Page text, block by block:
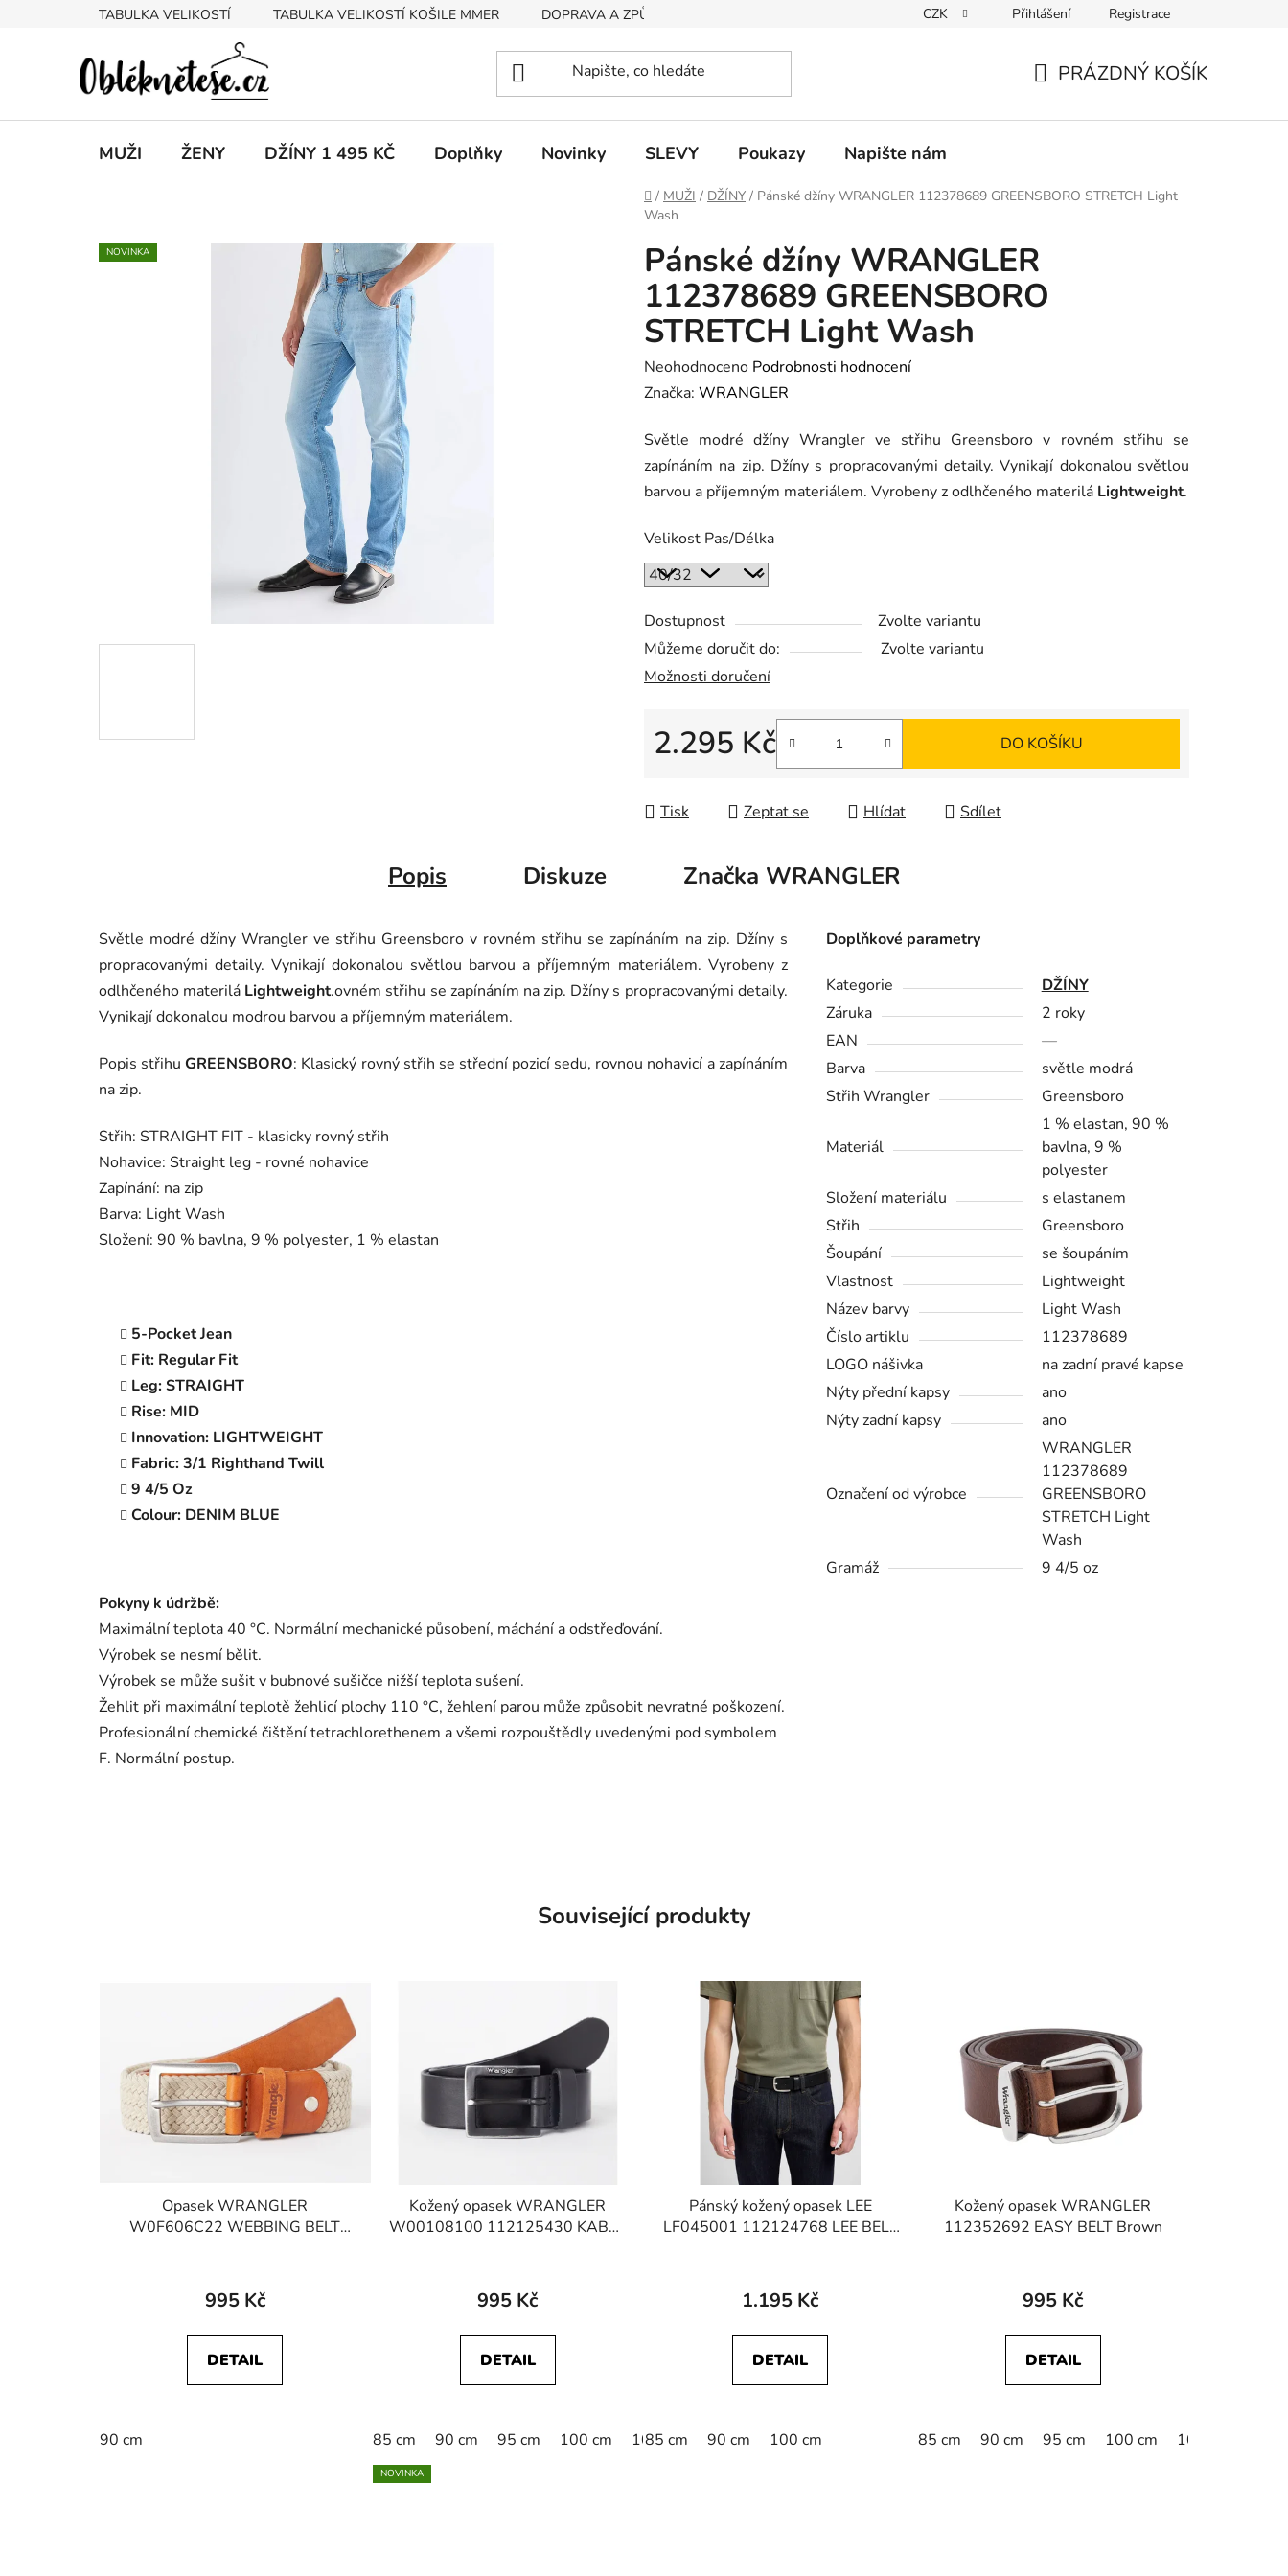
TABULKA VELIKOSTÍ TABULKA VELIKOSTÍ KOŠILE MMER DOPRAVA A ZPŮSOB PLATBY 30 DNÍ NA ROZMYŠLENOU VRÁCENÍ ZBOŽÍ
CZK Přihlášení Registrace
PRÁZDNÝ KOŠÍK
MUŽI ŽENY DŽÍNY 1 495 KČ Doplňky Novinky SLEVY Poukazy Napište nám
Domů
/ MUŽI / DŽÍNY / Pánské džíny WRANGLER 112378689 GREENSBORO STRETCH Light
Wash
Pánské džíny WRANGLER
112378689 GREENSBORO
STRETCH Light Wash
Průměrné
hodnocení
je
0,0
z
hvězdiček.
Neohodnoceno Podrobnosti hodnocení
Značka: WRANGLER
Světle modré džíny Wrangler ve střihu Greensboro v rovném střihu se
zapínáním na zip. Džíny s propracovanými detaily. Vynikají dokonalou světlou
barvou a příjemným materiálem. Vyrobeny z odlhčeného materilá Lightweight.
Velikost Pas/Délka
Dostupnost
Zvolte variantu
Můžeme doručit do:
Zvolte variantu
Možnosti doručení
2.295 Kč DO KOŠÍKU
Tisk Zeptat se Hlídat Sdílet
NOVINKA
Popis Diskuze Značka WRANGLER
Světle modré džíny Wrangler ve střihu Greensboro v rovném střihu se zapínáním na zip. Džíny s
propracovanými detaily. Vynikají dokonalou světlou barvou a příjemným materiálem. Vyrobeny z
odlhčeného materilá Lightweight.ovném střihu se zapínáním na zip. Džíny s propracovanými detaily.
Vynikají dokonalou modrou barvou a příjemným materiálem.
Popis střihuGREENSBORO: Klasický rovný střih se střední pozicí sedu, rovnou nohavicí a zapínáním
na zip.
Střih: STRAIGHT FIT - klasicky rovný střih
Nohavice: Straight leg - rovné nohavice
Zapínání: na zip
Barva: Light Wash
Složení: 90 % bavlna, 9 % polyester, 1 % elastan
5-Pocket Jean
Fit: Regular Fit
Leg: STRAIGHT
Rise: MID
Innovation: LIGHTWEIGHT
Fabric: 3/1 Righthand Twill
9 4/5 Oz
Colour: DENIM BLUE
Pokyny k údržbě:
Maximální teplota 40 °C. Normální mechanické působení, máchání a odstřeďování.
Výrobek se nesmí bělit.
Výrobek se může sušit v bubnové sušičce nižší teplota sušení.
Žehlit při maximální teplotě žehlicí plochy 110 °C, žehlení parou může způsobit nevratné poškození.
Profesionální chemické čištění tetrachlorethenem a všemi rozpouštědly uvedenými pod symbolem
F. Normální postup.
Doplňkové parametry
Kategorie
DŽÍNY
Záruka
2 roky
EAN
—
Barva
světle modrá
Střih Wrangler
Greensboro
Materiál
1 % elastan, 90 %
bavlna, 9 %
polyester
Složení materiálu
s elastanem
Střih
Greensboro
Šoupání
se šoupáním
Vlastnost
Lightweight
Název barvy
Light Wash
Číslo artiklu
112378689
LOGO nášivka
na zadní pravé kapse
Nýty přední kapsy
ano
Nýty zadní kapsy
ano
Označení od výrobce
WRANGLER
112378689
GREENSBORO
STRETCH Light
Wash
Gramáž
9 4/5 oz
Související produkty
Opasek WRANGLER
W0F606C22 WEBBING BELT
995 Kč
DETAIL
90 cm
Kožený opasek WRANGLER
W00108100 112125430 KABEL
hodnocení
je
2,0
hvězdiček.
995 Kč
DETAIL
85 cm 90 cm 95 cm 100 cm 105 cm 110 cm 115 cm
Pánský kožený opasek LEE
LF045001 112124768 LEE BELT
1.195 Kč
DETAIL
85 cm 90 cm 100 cm
Kožený opasek WRANGLER
112352692 EASY BELT Brown
995 Kč
DETAIL
85 cm 90 cm 95 cm 100 cm 105 cm
NOVINKA